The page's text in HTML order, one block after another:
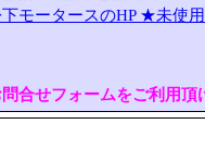
モータースのHP ★未使用
合せフォームをご利用頂